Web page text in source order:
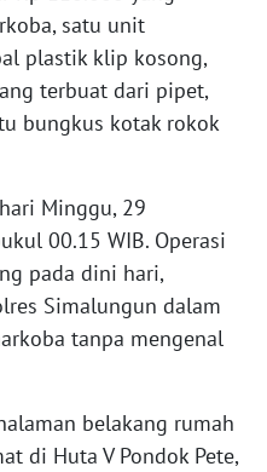
satu unit
plastik klip kosong,
terbuat dari pipet,
bungkus kotak rokok
Minggu, 29
00.15 WIB. Operasi
pada dini hari,
Simalungun dalam
tanpa mengenal
belakang rumah
di Huta V Pondok Pete,